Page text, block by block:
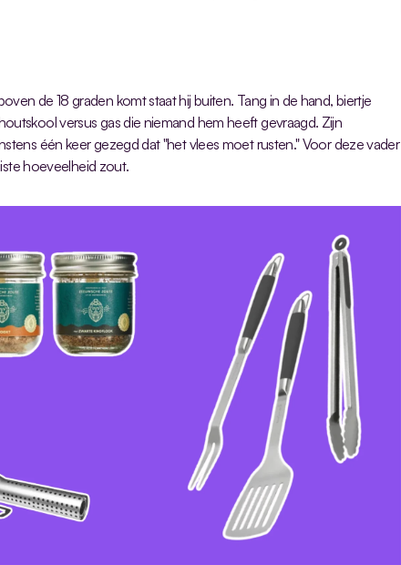
de 18 graden komt staat hij buiten. Tang in de hand, biertje
versus gas die niemand hem heeft gevraagd. Zijn
één keer gezegd dat "het vlees moet rusten." Voor deze vader
hoeveelheid zout.